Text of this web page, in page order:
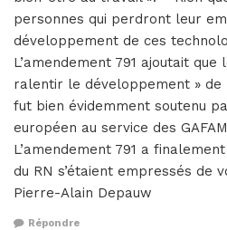
personnes qui perdront leur
développement de ces
L’amendement 791 ajoutait
ralentir le développement » de
fut bien évidemment soutenu
européen au service des
L’amendement 791 a
du RN s’étaient empressés de
Pierre-Alain Depauw
Répondre